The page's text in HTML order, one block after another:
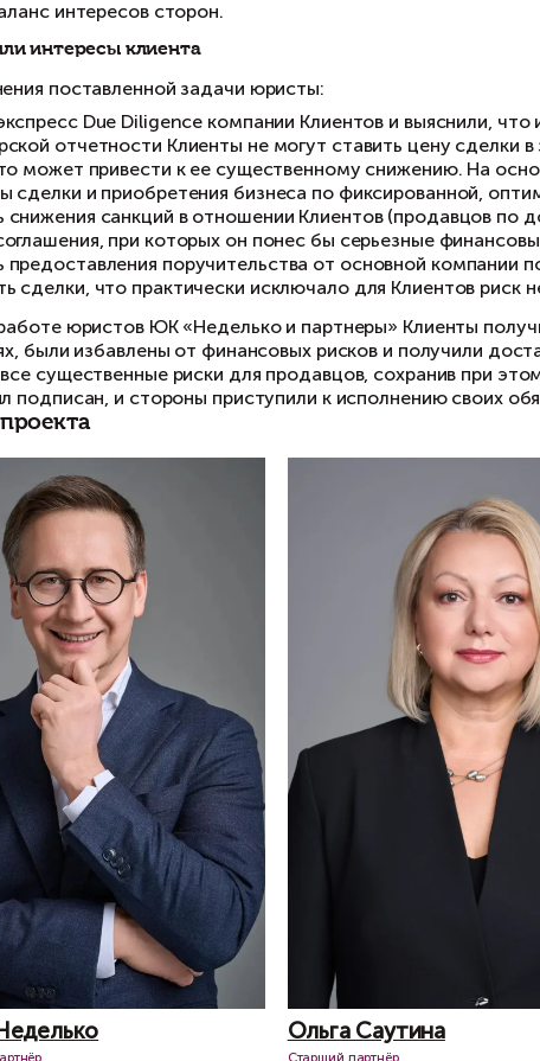
Важной для покупателя частью сделки были
Предложенный порядок оплат предполагал,
всем «ноу-хау». Соответственно,
того, проект договора, предложенный
плановых показателей, нарушение гарантий и
Перед нами стояла задача – сопроводить
при этом баланс интересов сторон.
Как защитили интересы клиента
​Для выполнения поставленной задачи юристы:
провели экспресс Due Diligence компании
бухгалтерской отчетности Клиенты не
структуры сделки и приобретения
добились снижения санкций в отношении
условия соглашения, при которых он понес
добились предоставления поручительства
стоимость сделки, что практически
Благодаря работе юристов ЮК «Неделько и
них условиях, были избавлены от
исключили все существенные риски для
договор был подписан, и стороны приступили
Команда проекта